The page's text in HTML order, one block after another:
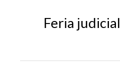
Feria judicial